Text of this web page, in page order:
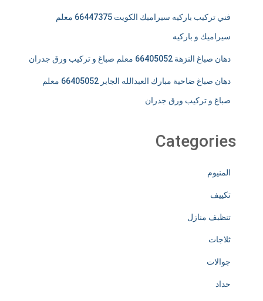
فني تركيب باركيه سيراميك الكويت 66447375 معلم
سيراميك و باركيه
دهان صباغ النزهة 66405052 معلم صباغ و تركيب ورق جدران
دهان صباغ ضاحية مبارك العبدالله الجابر 66405052 معلم
صباغ و تركيب ورق جدران
Categories
المنيوم
تكييف
تنظيف منازل
ثلاجات
جوالات
حداد